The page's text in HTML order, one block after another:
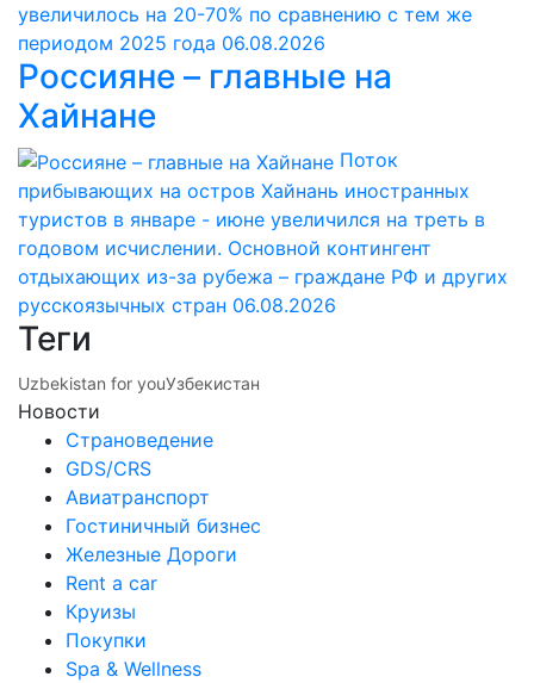
увеличилось на 20-70% по сравнению с тем же
периодом 2025 года 06.08.2026
Россияне – главные на
Хайнане
Поток
прибывающих на остров Хайнань иностранных
туристов в январе - июне увеличился на треть в
годовом исчислении. Основной контингент
отдыхающих из-за рубежа – граждане РФ и других
русскоязычных стран 06.08.2026
Теги
Uzbekistan for youУзбекистан
Новости
Страноведение
GDS/CRS
Авиатранспорт
Гостиничный бизнес
Железные Дороги
Rent a car
Круизы
Покупки
Spa & Wellness